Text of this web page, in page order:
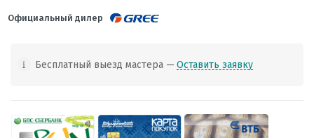
Официальный дилер
Бесплатный выезд мастера — Оставить заявку